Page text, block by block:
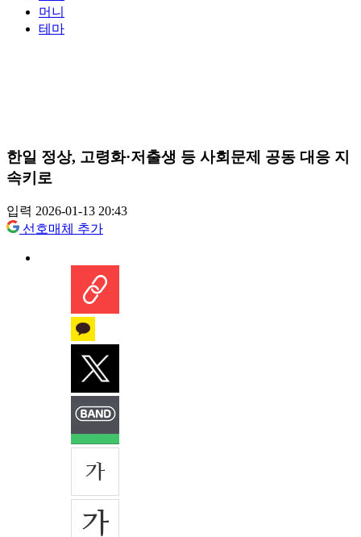
머니
테마
한일 정상, 고령화·저출생 등 사회문제 공동 대응 지
속키로
입력 2026-01-13 20:43
선호매체 추가